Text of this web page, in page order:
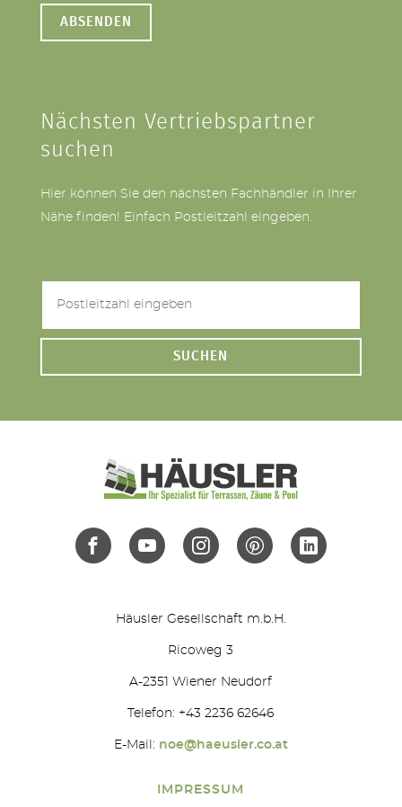
Nächsten Vertriebspartner
suchen
Hier können Sie den nächsten Fachhändler in Ihrer
Nähe finden! Einfach Postleitzahl eingeben.
SUCHEN
Häusler Gesellschaft m.b.H.
Ricoweg 3
A-2351 Wiener Neudorf
Telefon: +43 2236 62646
E-Mail: noe@haeusler.co.at
IMPRESSUM